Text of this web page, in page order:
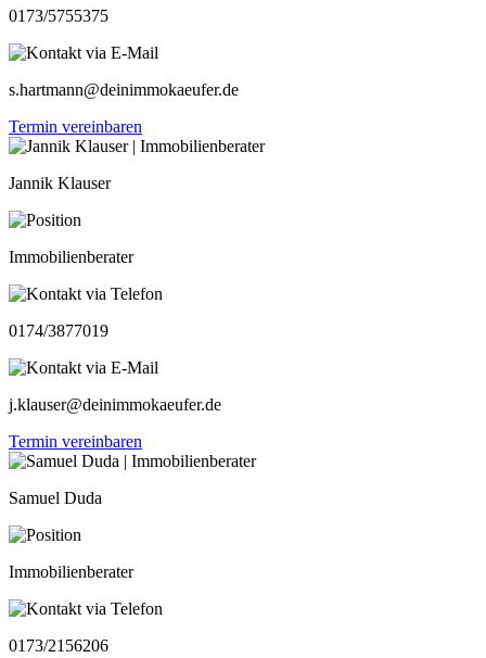
0173/5755375
s.hartmann@deinimmokaeufer.de
Termin vereinbaren
Jannik Klauser
Immobilienberater
0174/3877019
j.klauser@deinimmokaeufer.de
Termin vereinbaren
Samuel Duda
Immobilienberater
0173/2156206